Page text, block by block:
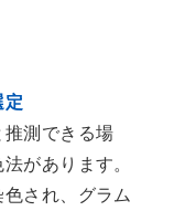
定
測できる場
があります。
され、グラム